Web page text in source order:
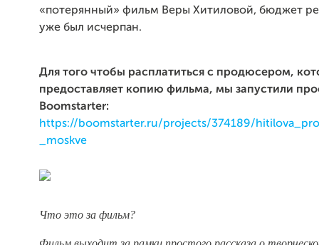
«потерянный» фильм Веры Хитиловой, бюджет
уже был исчерпан.
Для того чтобы расплатиться с продюсером,
предоставляет копию фильма, мы запустили
Boomstarter:
https://boomstarter.ru/projects/374189/
_moskve
Что это за фильм?